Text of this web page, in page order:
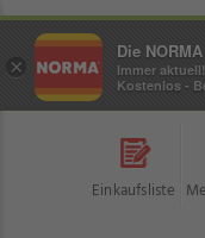
Einkaufsliste
×
Die
Immer aktuell!
Kostenlos -